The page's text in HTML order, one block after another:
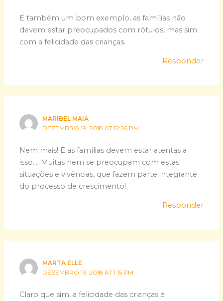
É também um bom exemplo, as famílias não
devem estar preocupados com rótulos, mas sim
com a felicidade das crianças.
Responder
MARIBEL MAIA
DEZEMBRO 19, 2018 AT 12:26 PM
Nem mais! E as famílias devem estar atentas a
isso…. Muitas nem se preocupam com estas
situações e vivências, que fazem parte integrante
do processo de crescimento!
Responder
MARTA ELLE
DEZEMBRO 19, 2018 AT 1:15 PM
Claro que sim, a felicidade das crianças é